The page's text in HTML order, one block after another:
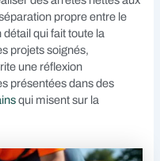
propre entre le
qui fait toute la
projets soignés,
une réflexion
présentées dans des
qui misent sur la